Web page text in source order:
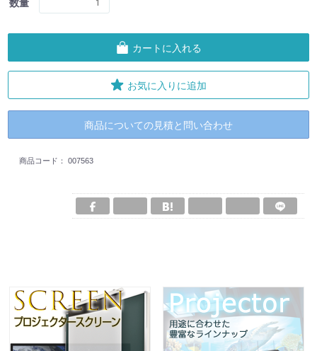
数量
カートに入れる
お気に入りに追加
商品についての見積と問い合わせ
商品コード： 007563